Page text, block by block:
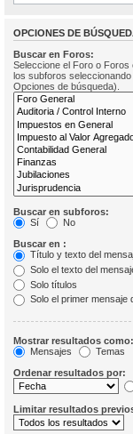
OPCIONES DE
Buscar en Foros:
Seleccione el Foro o
los subforos
Opciones de búsqueda).
Buscar en subforos:
Sí
No
Buscar en :
Título y texto del
Solo el texto del
Solo títulos
Solo el primer mensaje
Mostrar resultados como:
Mensajes
Temas
Ordenar resultados por:
Limitar resultados